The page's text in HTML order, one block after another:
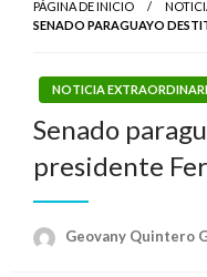
PÁGINA DE INICIO
SENADO PARAGUAYO
NOTICIA
Senado
presidente
Geovany Quintero